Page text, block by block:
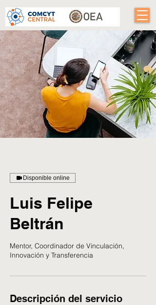
Disponible online
Luis Felipe
Beltrán
Mentor, Coordinador de Vinculación,
Innovación y Transferencia
Descripción del servicio